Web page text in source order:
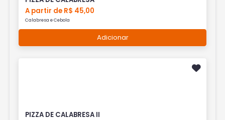
A partir de R$ 45,00
Calabresa e Cebola
Adicionar
PIZZA DE CALABRESA II